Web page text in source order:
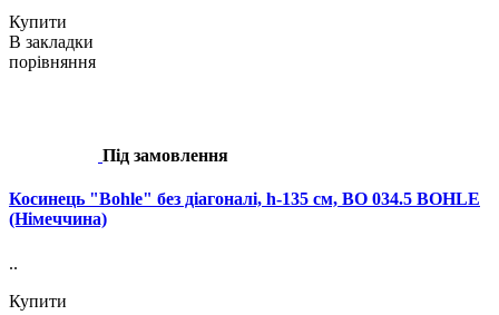
Купити
В закладки
порівняння
Під замовлення
Косинець "Bohle" без діагоналі, h-135 см, BO 034.5 BOHLE
(Німеччина)
..
Купити